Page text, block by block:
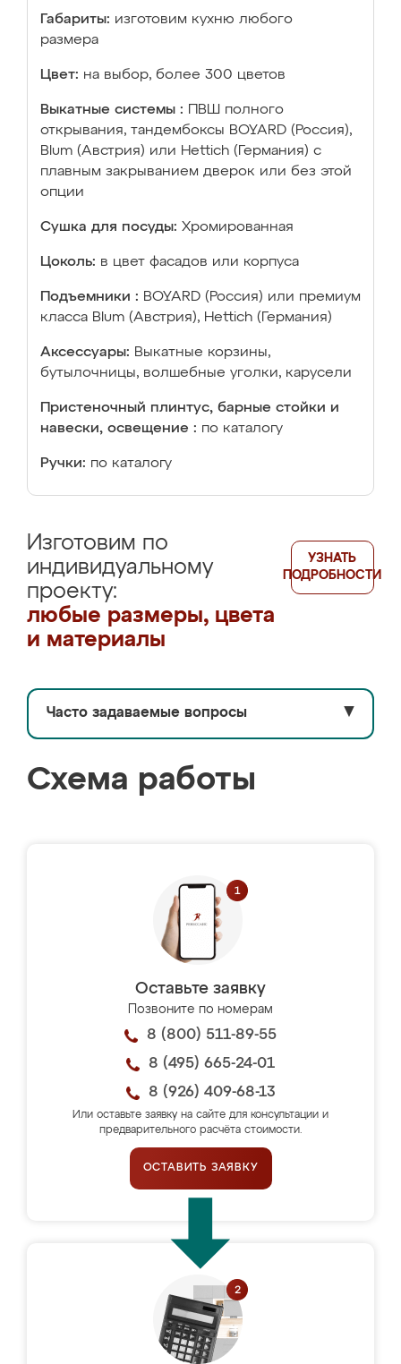
Габариты: изготовим кухню любого
размера
Цвет: на выбор, более 300 цветов
Выкатные системы :
ПВШ полного
открывания, тандембоксы BOYARD (Россия),
Blum (Австрия) или Hettich (Германия) с
плавным закрыванием дверок или без этой
опции
Сушка для посуды: Хромированная
Цоколь: в цвет фасадов или корпуса
Подъемники : BOYARD (Россия) или премиум
класса Blum (Австрия), Hettich (Германия)
Аксессуары: Выкатные корзины,
бутылочницы, волшебные уголки, карусели
Пристеночный плинтус, барные стойки и
навески, освещение : по каталогу
Ручки: по каталогу
Изготовим по
индивидуальному
проекту:
любые размеры, цвета
и материалы
УЗНАТЬ
ПОДРОБНОСТИ
Часто задаваемые вопросы ▼
Схема работы
Оставьте заявку
Позвоните по номерам
8 (800) 511-89-55
8 (495) 665-24-01
8 (926) 409-68-13
Или оставьте заявку на сайте для консультации и
предварительного расчёта стоимости.
ОСТАВИТЬ ЗАЯВКУ